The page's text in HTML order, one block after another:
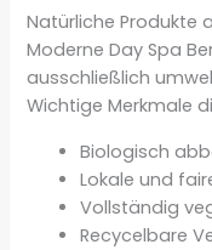
Natürliche Produkte
Moderne Day Spa
ausschließlich
Wichtige Merkmale
Biologisch
Lokale und
Vollständig
Recycelbare